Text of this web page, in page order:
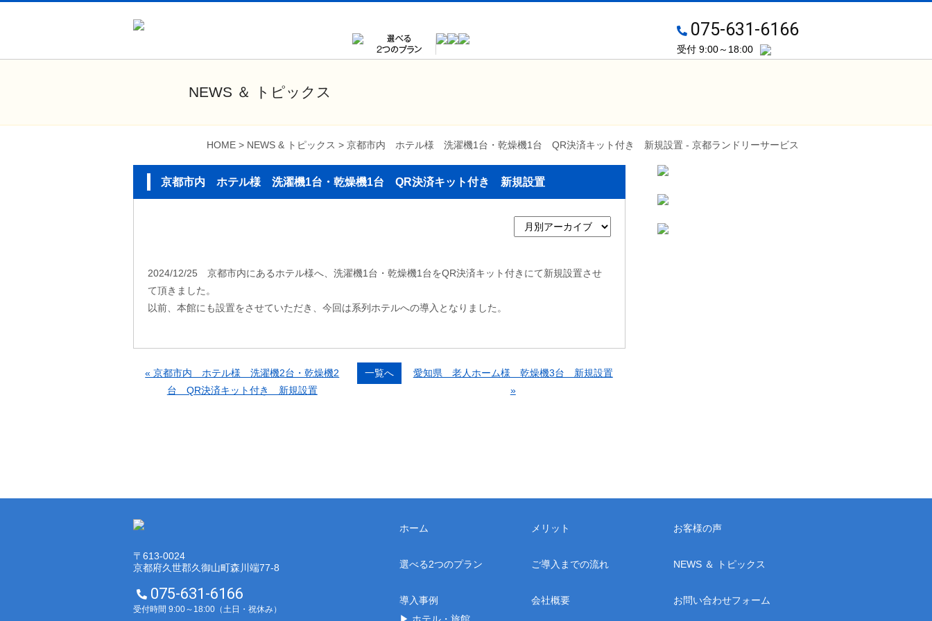
075-631-6166
受付 9:00～18:00
NEWS ＆ トピックス
HOME > NEWS & トピックス > 京都市内 ホテル様 洗濯機1台・乾燥機1台 QR決済キット付き 新規設置 - 京都ランドリーサービス
京都市内 ホテル様 洗濯機1台・乾燥機1台 QR決済キット付き 新規設置
2024/12/25 京都市内にあるホテル様へ、洗濯機1台・乾燥機1台をQR決済キット付きにて新規設置させ
て頂きました。
以前、本館にも設置をさせていただき、今回は系列ホテルへの導入となりました。
« 京都市内 ホテル様 洗濯機2台・乾燥機2
台 QR決済キット付き 新規設置
一覧へ
愛知県 老人ホーム様 乾燥機3台 新規設置
»
〒613-0024
京都府久世郡久御山町森川端77-8
075-631-6166
受付時間 9:00～18:00（土日・祝休み）
ホーム
選べる2つのプラン
導入事例
メリット
ご導入までの流れ
会社概要
お客様の声
NEWS ＆ トピックス
お問い合わせフォーム